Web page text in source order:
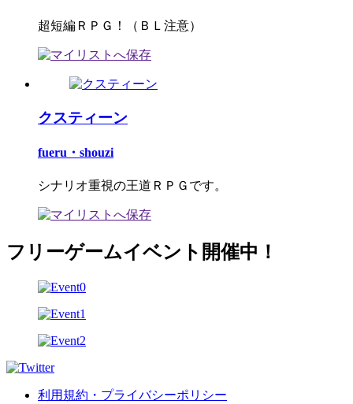
超短編ＲＰＧ！（ＢＬ注意）
クスティーン
fueru・shouzi
シナリオ重視の王道ＲＰＧです。
フリーゲームイベント開催中！
利用規約・プライバシーポリシー